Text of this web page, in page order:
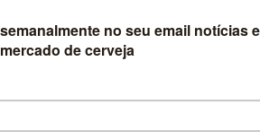
A Eisenbahn,
do seu